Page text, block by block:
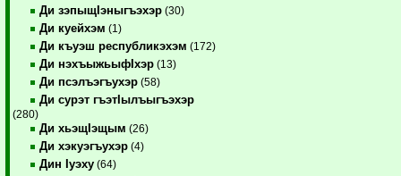
Ди зэпыщIэныгъэхэр (30)
Ди куейхэм (1)
Ди къуэш республикэхэм (172)
Ди нэхъыжьыфIхэр (13)
Ди псэлъэгъухэр (58)
Ди сурэт гъэтIылъыгъэхэр
(280)
Ди хьэщIэщым (26)
Ди хэкуэгъухэр (4)
Дин Iуэху (64)